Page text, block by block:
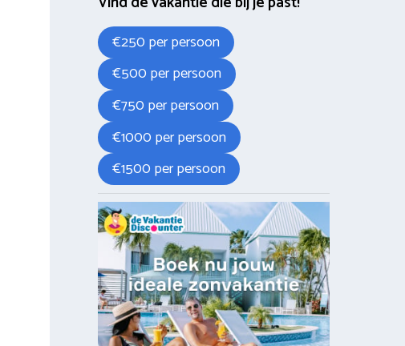
€250 per persoon
€500 per persoon
€750 per persoon
€1000 per persoon
€1500 per persoon